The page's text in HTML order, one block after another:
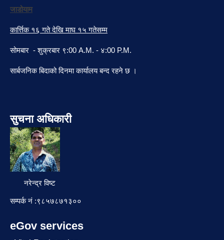
जाडोयाम
कार्त्तिक १६ गते देखि माघ १५ गतेसम्म
सोमबार - शुक्रबार ९:00 A.M. - ४:00 P.M.
सार्बजनिक बिदाको दिनमा कार्यालय बन्द रहने छ ।
सुचना अधिकारी
नरेन्द्र विष्ट
सम्पर्क नं :९८५७८७१३००
eGov services